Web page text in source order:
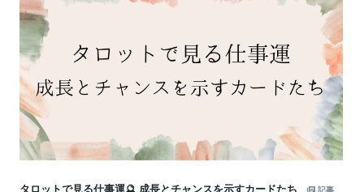
タロットで見る仕事運🔮 成長とチャンスを示すカードたち 記事